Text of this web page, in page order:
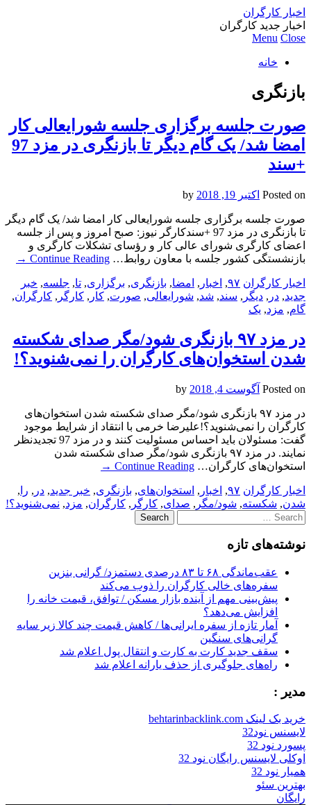
اخبار کارگران
اخبار جدید کارگران
Menu Close
خانه
بازنگری
صورت جلسه برگزاری جلسه شورایعالی کار
امضا شد/ یک گام دیگر تا بازنگری در مزد 97
+سند
Posted on اکتبر 19, 2018
صورت جلسه برگزاری جلسه شورایعالی کار امضا شد/ یک گام دیگر
تا بازنگری در مزد 97 +سندکارگر نیوز: صبح امروز و پس از جلسه
اعضای کارگری شورای عالی کار و رؤسای تشکلات کارگری و
بازنشستگی کشور جلسه با معاون روابط… Continue Reading
→
اخبار کارگران ۹۷, اخبار , امضا, بازنگری, برگزاری, تا, جلسه, خبر
جدید, در , دیگر , سند, شد, شورایعالی, صورت, کار , کارگر , کارگران,
گام, مزد, یک
در مزد ۹۷ بازنگری شود/مگر صدای شکسته
شدن استخوان‌های کارگران را نمی‌شنوید؟!
Posted on آگوست 4, 2018
در مزد ۹۷ بازنگری شود/مگر صدای شکسته شدن استخوان‌های
کارگران را نمی‌شنوید؟!علیرضا خرمی با انتقاد از شرایط موجود
گفت: مسئولان باید احساس مسئولیت کنند و در مزد 97 تجدیدنظر
نمایند. در مزد ۹۷ بازنگری شود/مگر صدای شکسته شدن
استخوان‌های کارگران… Continue Reading
→
اخبار کارگران ۹۷, اخبار , استخوان‌های, بازنگری, خبر جدید, در , را ,
شدن, شکسته, شود/مگر , صدای, کارگر , کارگران, مزد, نمی‌شنوید؟!
Search
for:
نوشته‌های تازه
عقب‌ماندگی ۶۸ تا ۸۳ درصدی دستمزد/ گرانی بنزین
سفره‌های خالی کارگران را ذوب می‌کند
پیش‌بینی مهم از آینده بازار مسکن / توافق، قیمت خانه را
افزایش می‌دهد؟
آمار تازه از سفره ایرانی‌ها / کاهش قیمت چند کالا زیر سایه
گرانی‌های سنگین
سقف جدید کارت به کارت و انتقال پول اعلام شد
راه‌های جلوگیری از حذف یارانه اعلام شد
مدیر :
خرید بک لینک behtarinbacklink.com
لایسنس نود32
پسورد نود 32
اوکلی لایسنس رایگان نود 32
همیار نود 32
بهترین سئو
رایگان